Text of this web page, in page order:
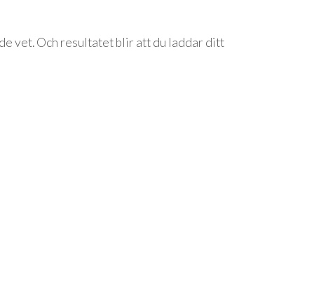
vet. Och resultatet blir att du laddar ditt